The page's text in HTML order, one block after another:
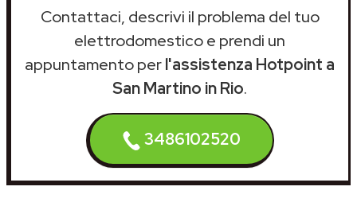
Contattaci, descrivi il problema del tuo
elettrodomestico e prendi un
appuntamento perl'assistenza Hotpoint a
San Martino in Rio.
3486102520